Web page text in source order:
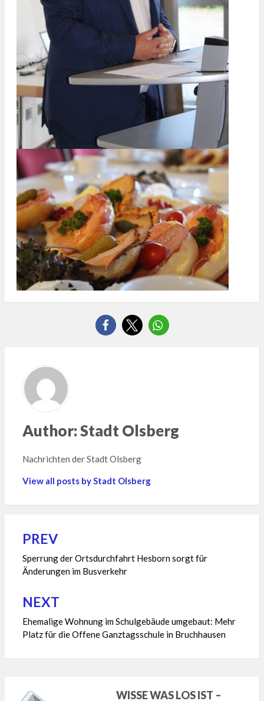
Author:Stadt Olsberg
Nachrichten der Stadt Olsberg
View all posts by Stadt Olsberg
Beitragsnavigation
PREV
Sperrung der Ortsdurchfahrt Hesborn sorgt für
Änderungen im Busverkehr
NEXT
Ehemalige Wohnung im Schulgebäude umgebaut: Mehr
Platz für die Offene Ganztagsschule in Bruchhausen
WISSE WAS LOS IST –